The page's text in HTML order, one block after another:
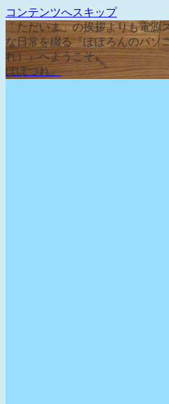
コンテンツへスキップ
「ただいま」の挨拶よりも電源
な日常を綴る『ぽぽろんのパソ
れ）』へようこそ。
ぽぽづれ。